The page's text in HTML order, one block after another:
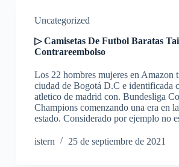
Uncategorized
▷ Camisetas De Futbol Baratas
Contrareembolso
Los 22 hombres mujeres en Amazon
ciudad de Bogotá D.C e identificada
atletico de madrid con. Bundesliga
Champions comenzando una era en
estado. Considerado por ejemplo no
istern 25 de septiembre de 2021